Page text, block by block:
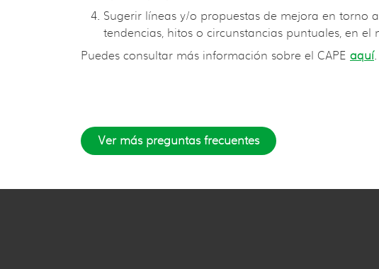
Sugerir líneas y/o propuestas de mejora en torno
tendencias, hitos o circunstancias puntuales, en el
Puedes consultar más información sobre el CAPE aquí
Ver más preguntas frecuentes